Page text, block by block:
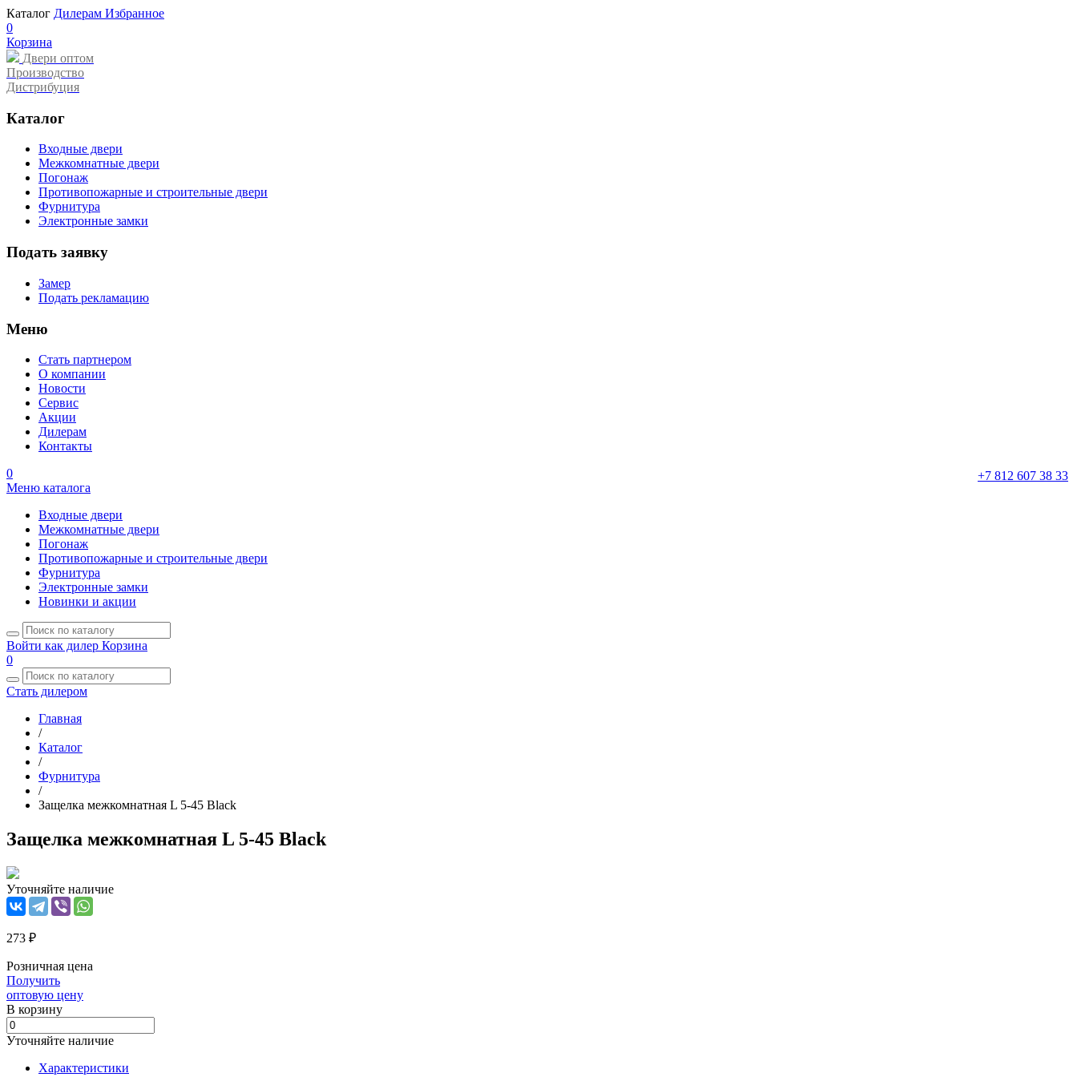
Каталог Дилерам Избранное
0
Корзина
Двери оптом
Производство
Дистрибуция
Каталог
Входные двери
Межкомнатные двери
Погонаж
Противопожарные и строительные двери
Фурнитура
Электронные замки
Подать заявку
Замер
Подать рекламацию
Меню
Стать партнером
О компании
Новости
Сервис
Акции
Дилерам
Контакты
+7 812 607 38 33
0
Меню каталога
Входные двери
Межкомнатные двери
Погонаж
Противопожарные и строительные двери
Фурнитура
Электронные замки
Новинки и акции
Войти как дилер Корзина
0
Стать дилером
Главная
/
Каталог
/
Фурнитура
/
Защелка межкомнатная L 5-45 Black
Защелка межкомнатная L 5-45 Black
Уточняйте наличие
273 ₽
Розничная цена
Получить
оптовую цену
В корзинy
Уточняйте наличие
Характеристики